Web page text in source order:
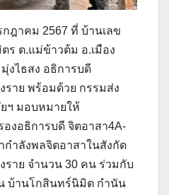
กฎาคม 2567 ที่ บ้านเลข
ร ต.แม่ข้าวต้ม อ.เมือง
มุ่งไธสง อธิการบดี
ราย พร้อมด้วย กรรมส่ง
ฯ มอบหมายให้
งอธิการบดี จิตอาสา4A-
กำลังพลจิตอาสาในสังกัด
ราย จำนวน 30 คน ร่วมกับ
บ้านโกสินทร์นิมิต กำนัน